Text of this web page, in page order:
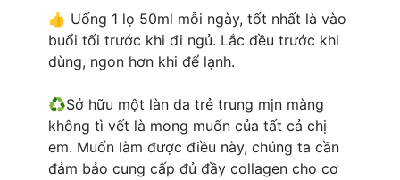
👍 Uống 1 lọ 50ml mỗi ngày, tốt nhất là vào
buổi tối trước khi đi ngủ. Lắc đều trước khi
dùng, ngon hơn khi để lạnh.
♻Sở hữu một làn da trẻ trung mịn màng
không tì vết là mong muốn của tất cả chị
em. Muốn làm được điều này, chúng ta cần
đảm bảo cung cấp đủ đầy collagen cho cơ